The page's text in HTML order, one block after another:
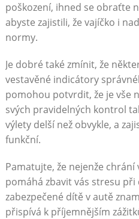
poškození, ihned se obraťte
abyste zajistili, že vajíčko i
normy.
Je dobré také zmínit, že
vestavěné indicátory
pomohou potvrdit, že je vše
svých pravidelných kontrol
výlety delší než obvykle, a
funkční.
Pamatujte, že nejenže
pomáhá zbavit vás stresu
zabezpečené dítě v autě
přispívá k příjemnějším